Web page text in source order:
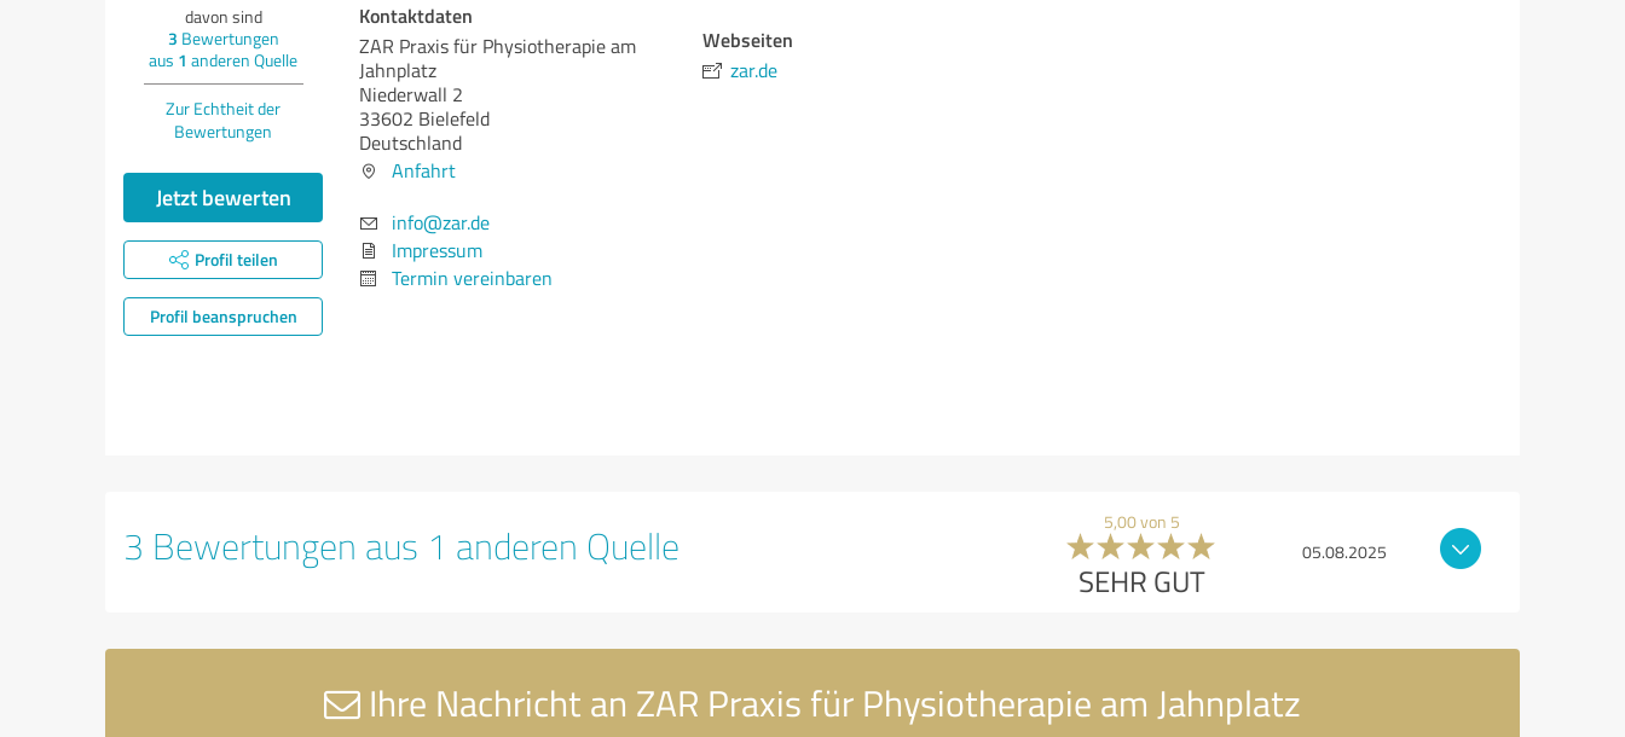
davon sind
3 Bewertungen
aus 1 anderen Quelle
Zur Echtheit der
Bewertungen
Jetzt bewerten
Profil teilen
Profil beanspruchen
Kontaktdaten
ZAR Praxis für Physiotherapie am
Jahnplatz
Niederwall 2
33602 Bielefeld
Deutschland
Anfahrt
info@zar.de
Impressum
Termin vereinbaren
Webseiten
zar.de
3 Bewertungen aus 1 anderen Quelle 5,00 von 5
SEHR GUT
05.08.2025
Ihre Nachricht an ZAR Praxis für Physiotherapie am Jahnplatz